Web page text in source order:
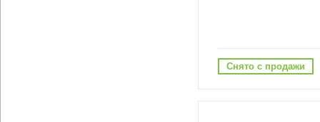
Снято с продажи